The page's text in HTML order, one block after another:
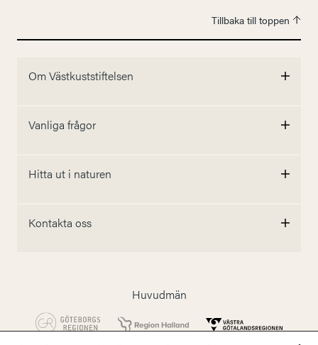
Tillbaka till toppen
Om Västkuststiftelsen
Vanliga frågor
Hitta ut i naturen
Kontakta oss
Huvudmän